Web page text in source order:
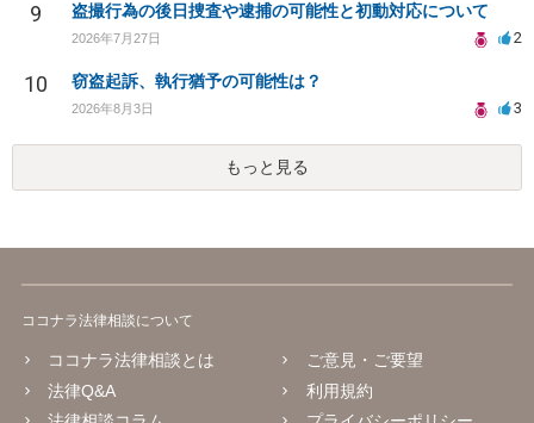
9 盗撮行為の後日捜査や逮捕の可能性と初動対応について
2026年7月27日 2
10 窃盗起訴、執行猶予の可能性は？
2026年8月3日 3
もっと見る
ココナラ法律相談について
ココナラ法律相談とは
法律Q&A
ご意見・ご要望
利用規約